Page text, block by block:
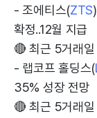
- 조에티스(ZTS
확정..12월 지급
🔴 최근 5거래
- 랩코프 홀딩스(
35% 성장 전망
🔴 최근 5거래